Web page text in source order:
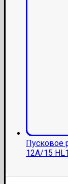
Пусковое
12A/15